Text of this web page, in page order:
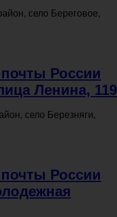
село Береговое,
России
Ленина, 119
село Березняги,
России